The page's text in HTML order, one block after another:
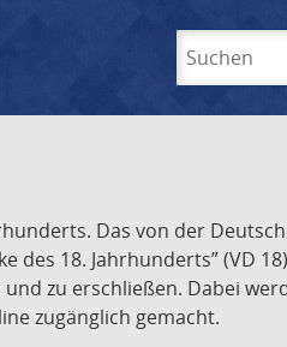
Das von der
18. Jahrhunderts” (VD
zu erschließen. Dabei
zugänglich gemacht.